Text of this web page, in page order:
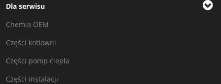
Dla serwisu
Chemia OEM
Części kotłowni
Części pomp ciepła
Części instalacji